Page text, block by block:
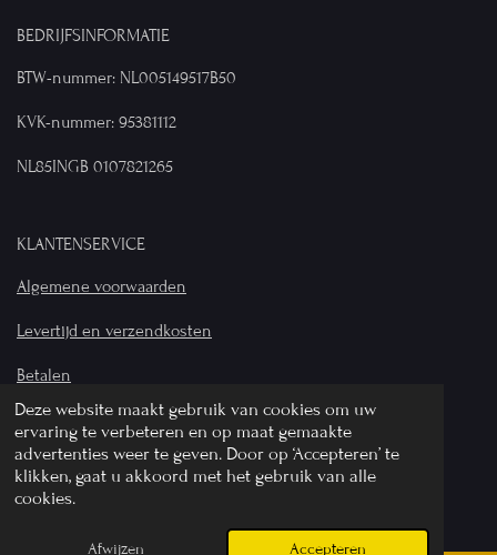
Deze website maakt gebruik van cookies om uw
ervaring te verbeteren en op maat gemaakte
advertenties weer te geven. Door op ‘Accepteren’ te
klikken, gaat u akkoord met het gebruik van alle
cookies.
Afwijzen Accepteren
BEDRIJFSINFORMATIE
BTW-nummer: NL005149517B50
KVK-nummer: 95381112
NL85INGB 0107821265
KLANTENSERVICE
Algemene voorwaarden
Levertijd en verzendkosten
Betalen
Privacyverklaring
© 2024 Bij Wilhelmina - Alle rechten voorbehouden
Powered by